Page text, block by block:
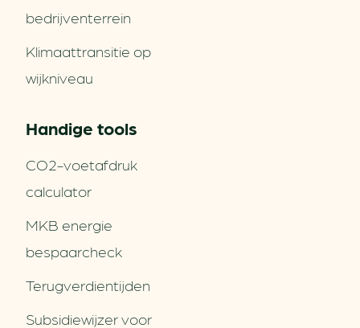
bedrijventerrein
Klimaattransitie op
wijkniveau
Handige tools
CO2-voetafdruk
calculator
MKB energie
bespaarcheck
Terugverdien­tijden
Subsidiewijzer voor